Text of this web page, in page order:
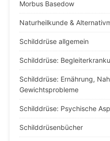
Morbus Basedow
Naturheilkunde &
Schilddrüse allgemein
Schilddrüse:
Schilddrüse: Ernährung,
Gewichtsprobleme
Schilddrüse: Psychische
Schilddrüsenbücher